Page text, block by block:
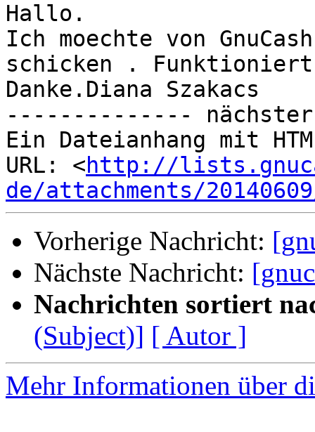
Hallo.
Ich moechte von
schicken .
Danke.Diana Szakacs
--------------
Ein Dateianhang mit
URL: <http://
de/attachments/
Vorherige Nachricht:
Nächste Nachricht:
Nachrichten sortiert
(Subject)] [ Autor ]
Mehr Informationen über